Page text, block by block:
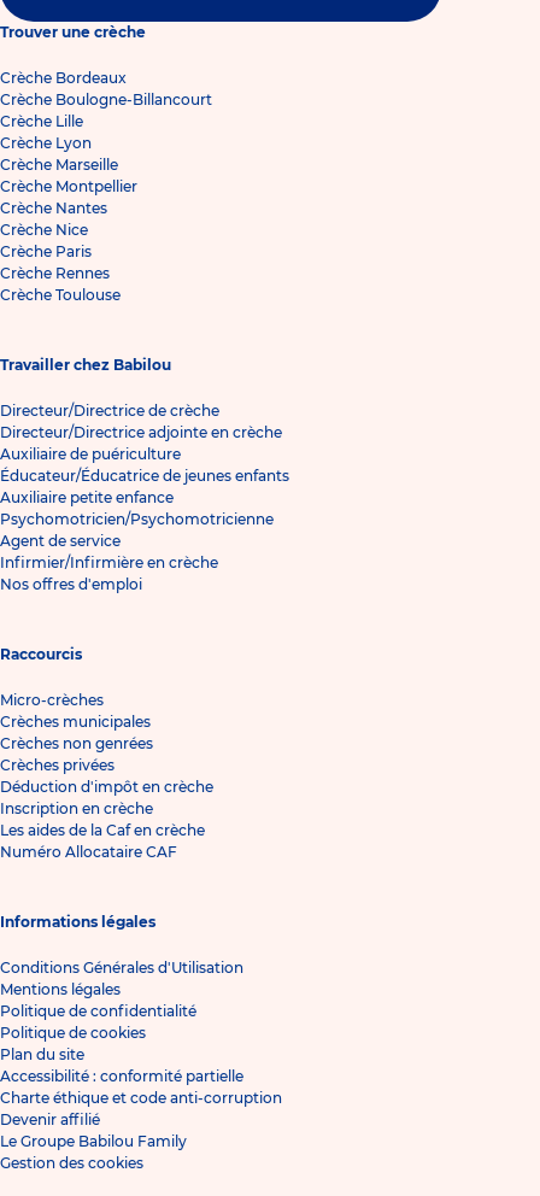
Trouver une crèche
Crèche Bordeaux
Crèche Boulogne-Billancourt
Crèche Lille
Crèche Lyon
Crèche Marseille
Crèche Montpellier
Crèche Nantes
Crèche Nice
Crèche Paris
Crèche Rennes
Crèche Toulouse
Travailler chez Babilou
Directeur/Directrice de crèche
Directeur/Directrice adjointe en crèche
Auxiliaire de puériculture
Éducateur/Éducatrice de jeunes enfants
Auxiliaire petite enfance
Psychomotricien/Psychomotricienne
Agent de service
Infirmier/Infirmière en crèche
Nos offres d'emploi
Raccourcis
Micro-crèches
Crèches municipales
Crèches non genrées
Crèches privées
Déduction d'impôt en crèche
Inscription en crèche
Les aides de la Caf en crèche
Numéro Allocataire CAF
Informations légales
Conditions Générales d'Utilisation
Mentions légales
Politique de confidentialité
Politique de cookies
Plan du site
Accessibilité : conformité partielle
Charte éthique et code anti-corruption
Devenir affilié
Le Groupe Babilou Family
Gestion des cookies